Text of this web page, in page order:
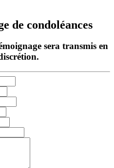
de condoléances
sera transmis en